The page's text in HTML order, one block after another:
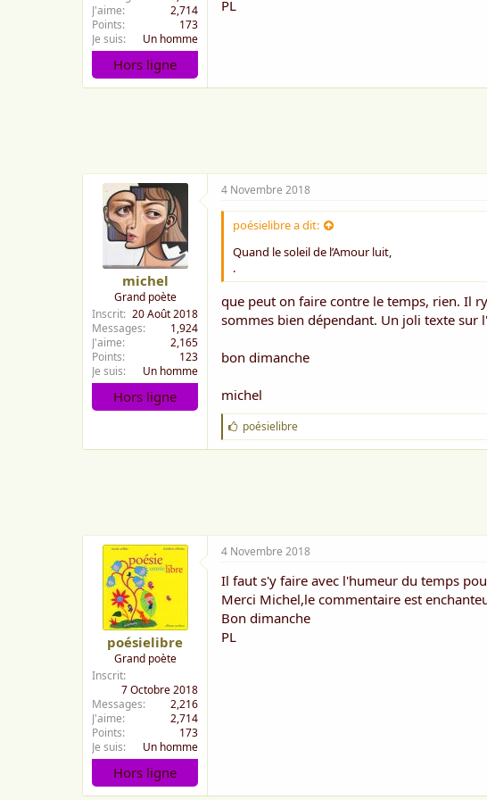
J'aime
2,714
Points
173
Je suis
Un homme
Hors ligne
PL
michel
Grand poète
Inscrit 20 Août 2018
Messages
1,924
J'aime
2,165
Points
123
Je suis
Un homme
Hors ligne
4 Novembre 2018
poésielibre a dit:
Quand le soleil de l’Amour luit,
.
que peut on faire contre le temps, rien. Il
sommes bien dépendant. Un joli texte sur
bon dimanche
michel
J
'
a
poésielibre
poésielibre
Grand poète
Inscrit
7 Octobre 2018
Messages
2,216
J'aime
2,714
Points
173
Je suis
Un homme
Hors ligne
4 Novembre 2018
Il faut s'y faire avec l'humeur du temps
Merci Michel,le commentaire est
Bon dimanche
PL